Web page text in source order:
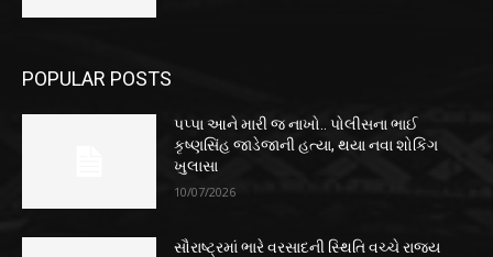
POPULAR POSTS
પપ્પા આને મારી જ નાખો.. પોલીસના ભાઈ
કૃષ્ણસિંહ જાડેજાની હત્યા, થયા નવા શોકિંગ
ખુલાસા
10/07/2026
સૌરાષ્ટ્રમાં ભારે વરસાદની સ્થિતિ વચ્ચે રાજ્ય